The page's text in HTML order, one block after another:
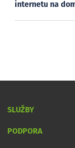
internetu na
SLUŽBY
PODPORA